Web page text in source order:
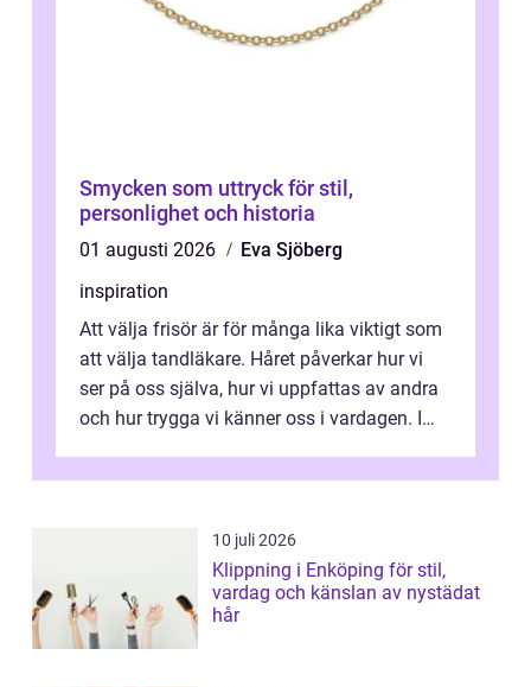
Smycken som uttryck för stil,
personlighet och historia
01 augusti 2026
Eva Sjöberg
inspiration
Att välja frisör är för många lika viktigt som
att välja tandläkare. Håret påverkar hur vi
ser på oss själva, hur vi uppfattas av andra
och hur trygga vi känner oss i vardagen. I
10 juli 2026
Klippning i Enköping för stil,
vardag och känslan av nystädat
hår